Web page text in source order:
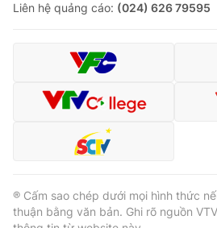
Liên hệ quảng cáo: (024) 626 79595
® Cấm sao chép dưới mọi hình thức
thuận bằng văn bản. Ghi rõ nguồn